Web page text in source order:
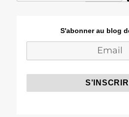
S'abonner au blog